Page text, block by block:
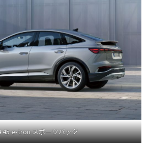
45 e-tron スポーツバック